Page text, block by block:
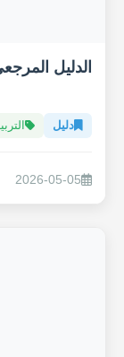
الدليل
دليل
2026-05-05